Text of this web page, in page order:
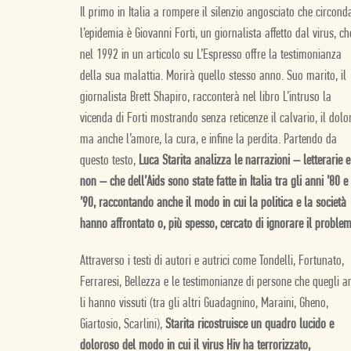
Il primo in Italia a rompere il silenzio angosciato che
l’epidemia è Giovanni Forti, un giornalista affetto dal virus,
nel 1992 in un articolo su L’Espresso offre la testimonianza
della sua malattia. Morirà quello stesso anno. Suo marito, il
giornalista Brett Shapiro, racconterà nel libro L’intruso la
vicenda di Forti mostrando senza reticenze il calvario, il
ma anche l’amore, la cura, e infine la perdita. Partendo da
questo testo, Luca Starita analizza le narrazioni – letterarie e
non – che dell’Aids sono state fatte in Italia tra gli anni ’80 e
’90, raccontando anche il modo in cui la politica e la società
hanno affrontato o, più spesso, cercato di ignorare il
Attraverso i testi di autori e autrici come Tondelli, Fortunato,
Ferraresi, Bellezza e le testimonianze di persone che quegli
li hanno vissuti (tra gli altri Guadagnino, Maraini, Gheno,
Giartosio, Scarlini), Starita ricostruisce un quadro lucido e
doloroso del modo in cui il virus Hiv ha terrorizzato,